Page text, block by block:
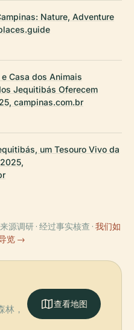
Nature, Adventure
Casa dos Animais
Jequitibás Oferecem
campinas.com.br
um Tesouro Vivo da
调研 · 经过事实核查 · 我们如
览 →
林，
查看地图